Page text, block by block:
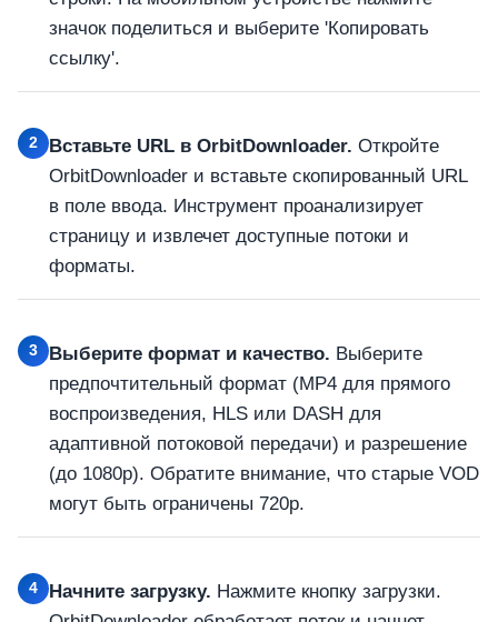
значок поделиться и выберите 'Копировать
ссылку'.
2 Вставьте URL в OrbitDownloader. Откройте
OrbitDownloader и вставьте скопированный URL
в поле ввода. Инструмент проанализирует
страницу и извлечет доступные потоки и
форматы.
3 Выберите формат и качество. Выберите
предпочтительный формат (MP4 для прямого
воспроизведения, HLS или DASH для
адаптивной потоковой передачи) и разрешение
(до 1080p). Обратите внимание, что старые VOD
могут быть ограничены 720p.
4 Начните загрузку. Нажмите кнопку загрузки.